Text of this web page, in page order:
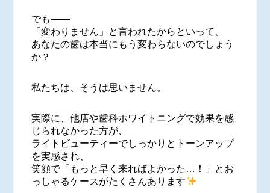
でも――
「変わりません」と言われたからといって、
あなたの歯は本当にもう変わらないのでしょう
か？
私たちは、そうは思いません。
実際に、他店や歯科ホワイトニングで効果を感
じられなかった方が、
ライトビューティーでしっかりとトーンアップ
を実感され、
笑顔で「もっと早く来ればよかった…！」とお
っしゃるケースがたくさんあります